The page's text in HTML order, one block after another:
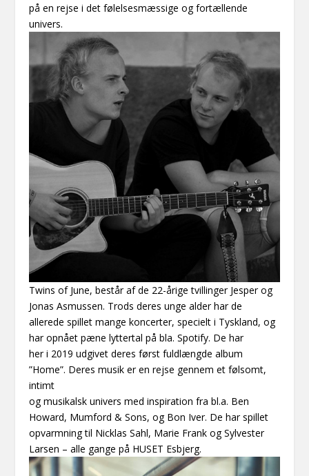
på en rejse i det følelsesmæssige og fortællende
univers.
Twins of June, består af de 22-årige tvillinger Jesper og
Jonas Asmussen. Trods deres unge alder har de
allerede spillet mange koncerter, specielt i Tyskland, og
har opnået pæne lyttertal på bla. Spotify. De har
her i 2019 udgivet deres først fuldlængde album
”Home”. Deres musik er en rejse gennem et følsomt,
intimt
og musikalsk univers med inspiration fra bl.a. Ben
Howard, Mumford & Sons, og Bon Iver. De har spillet
opvarmning til Nicklas Sahl, Marie Frank og Sylvester
Larsen – alle gange på HUSET Esbjerg.